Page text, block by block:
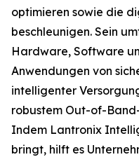
optimieren sowie die
beschleunigen. Sein
Hardware, Software
Anwendungen von
intelligenter
robustem Out-of-
Indem Lantronix
bringt, hilft es